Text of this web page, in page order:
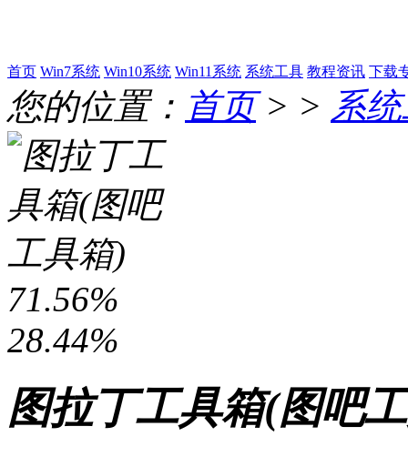
首页 Win7系统 Win10系统 Win11系统 系统工具 教程资讯 下载
您的位置： 首页> > 系
71.56%
28.44%
图拉丁工具箱(图吧